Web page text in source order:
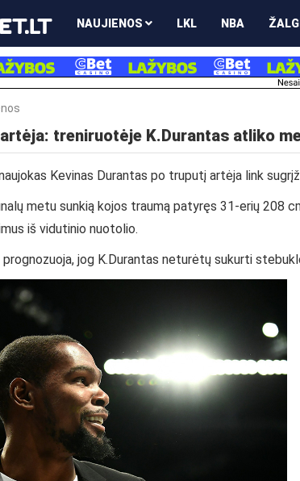
NAUJIENOS LKL NBA
treniruotėje K.Durantas atliko
Kevinas Durantas po truputį artėja link
metu sunkią kojos traumą patyręs 31-erių 208
iš vidutinio nuotolio.
jog K.Durantas neturėtų sukurti